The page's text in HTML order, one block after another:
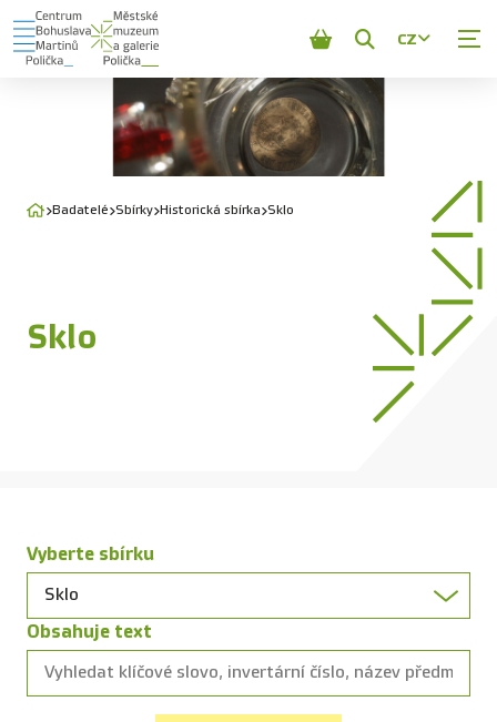
Zobrazit
vyhledávání
CZ
Badatelé Sbírky Historická sbírka Sklo
Sklo
Vyberte sbírku
Obsahuje text